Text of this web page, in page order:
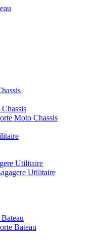
Moto Chassis
Utilitaire
Utilitaire
Bateau